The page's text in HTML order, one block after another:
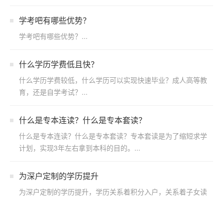
学考吧有哪些优势？
学考吧有哪些优势？...
什么学历学费低且快？
什么学历学费较低，什么学历可以实现快速毕业？成人高等教
育，还是自学考试？...
什么是专本连读？什么是专本套读？
什么是专本连读？什么是专本套读？专本套读是为了缩短求学
计划，实现3年左右拿到本科的目的。...
为深户定制的学历提升
为深户定制的学历提升，学历关系着积分入户，关系着子女读